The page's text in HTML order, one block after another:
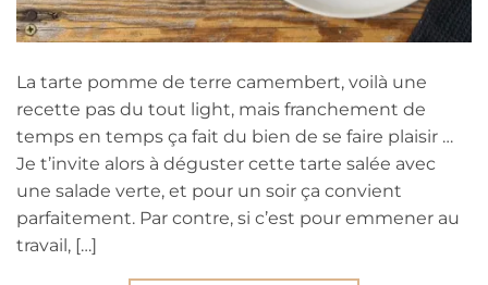
La tarte pomme de terre camembert, voilà une
recette pas du tout light, mais franchement de
temps en temps ça fait du bien de se faire plaisir …
Je t’invite alors à déguster cette tarte salée avec
une salade verte, et pour un soir ça convient
parfaitement. Par contre, si c’est pour emmener au
travail, […]